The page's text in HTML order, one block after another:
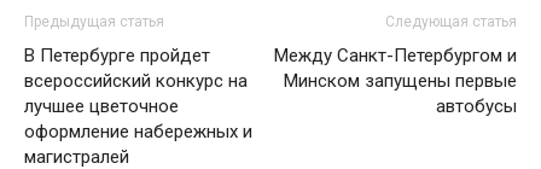
Предыдущая статья
В Петербурге пройдет
всероссийский конкурс на
лучшее цветочное
оформление набережных и
магистралей
Следующая статья
Между Санкт-Петербургом и
Минском запущены первые
автобусы